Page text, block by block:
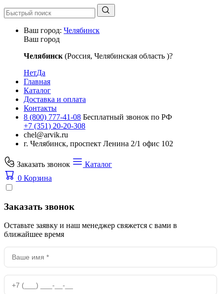
Ваш город: Челябинск
Ваш город
Челябинск (Россия, Челябинская область )?
НетДа
Главная
Каталог
Доставка и оплата
Контакты
8 (800) 777-41-08 Бесплатный звонок по РФ
+7 (351) 20-20-308
chel@arvik.ru
г. Челябинск, проспект Ленина 2/1 офис 102
Заказать звонок
Каталог
0 Корзина
Заказать звонок
Оставьте заявку и наш менеджер свяжется с вами в
ближайшее время